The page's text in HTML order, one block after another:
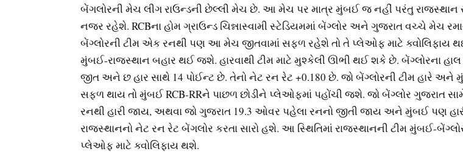
બેંગલોરની મેચ લીગ રાઉન્ડની છેલ્લી મેચ છે. આ મેચ પર માત્ર મુંબઈ જ નહીં પરંતુ રાજસ્થાન
નજર રહેશે. RCBના હોમ ગ્રાઉન્ડ ચિન્નાસ્વામી સ્ટેડિયમમાં બેંગ્લોર અને ગુજરાત વચ્ચે મેચ
બેંગ્લોરની ટીમ એક રનથી પણ આ મેચ જીતવામાં સફળ રહેશે તો તે પ્લેઓફ માટે
મુંબઈ-રાજસ્થાન બહાર થઈ જશે. હારવાથી ટીમ માટે મુશ્કેલી ઊભી થઈ શકે છે. બેંગ્લોરના હાલ
જીત અને છ હાર સાથે 14 પોઈન્ટ છે. તેનો નેટ રન રેટ +0.180 છે. જો બેંગ્લોરની ટીમ હારે અને
સફળ થાય તો મુંબઈ RCB-RRને પાછળ છોડીને પ્લેઓફમાં પહોંચી જશે. જો બેંગ્લોર ગુજરાત
રનથી હારી જાય, અથવા જો ગુજરાત 19.3 ઓવર પહેલા રનનો જીતી જાય અને મુંબઈ પણ
રાજસ્થાનનો નેટ રન રેટ બેંગલોર કરતા સારો હશે. આ સ્થિતિમાં રાજસ્થાનની ટીમ મુંબઈ-
પ્લેઓફ માટે ક્વોલિફાય થશે.